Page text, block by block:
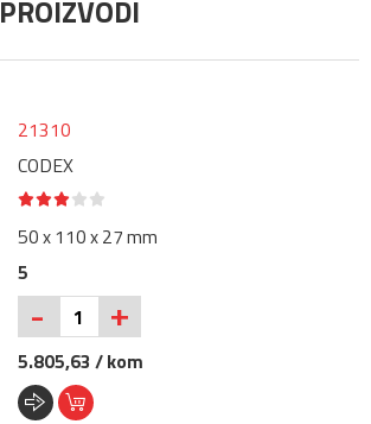
PROIZVODI
21310
CODEX
50 x 110 x 27 mm
5
- +
5.805,63 / kom